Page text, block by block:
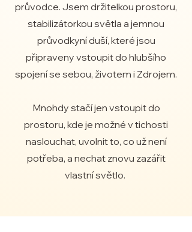
průvodce. Jsem držitelkou prostoru,
stabilizátorkou světla a jemnou
průvodkyní duší, které jsou
připraveny vstoupit do hlubšího
spojení se sebou, životem i Zdrojem.
Mnohdy stačí jen vstoupit do
prostoru, kde je možné v tichosti
naslouchat, uvolnit to, co už není
potřeba, a nechat znovu zazářit
vlastní světlo.